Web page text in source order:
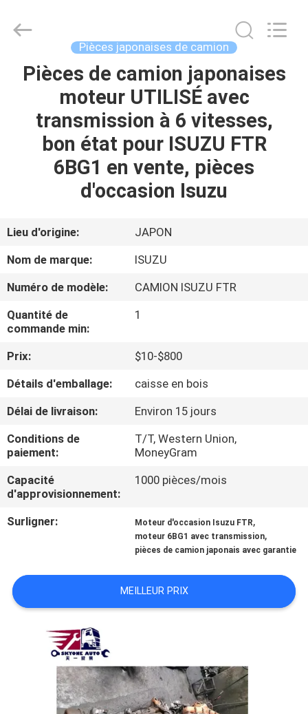
MAISON
PRODUITS
NOUS
D'USINE
DE
QUALITÉ
CONTACTEZ-
NOUS
NOUVELLES
CITATION
PLAN
Technology
Reserved.
Pièces japonaises de camion
Pièces de camion japonaises
moteur UTILISÉ avec
transmission à 6 vitesses,
bon état pour ISUZU FTR
6BG1 en vente, pièces
d'occasion Isuzu
Lieu d'origine:
JAPON
Nom de marque:
ISUZU
Numéro de modèle:
CAMION ISUZU FTR
Quantité de
commande min:
1
Prix:
$10-$800
Détails d'emballage:
caisse en bois
Délai de livraison:
Environ 15 jours
Conditions de
paiement:
T/T, Western Union,
MoneyGram
Capacité
d'approvisionnement:
1000 pièces/mois
Surligner: Moteur d'occasion Isuzu FTR,
moteur 6BG1 avec transmission,
pièces de camion japonais avec garantie
MEILLEUR PRIX